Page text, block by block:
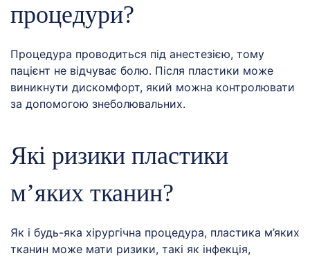
процедури?
Процедура проводиться під анестезією, тому
пацієнт не відчуває болю. Після пластики може
виникнути дискомфорт, який можна контролювати
за допомогою знеболювальних.
Які ризики пластики
м’яких тканин?
Як і будь-яка хірургічна процедура, пластика м’яких
тканин може мати ризики, такі як інфекція,